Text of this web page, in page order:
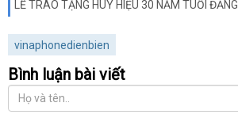
LỄ TRAO TẶNG HUY HIỆU 30 NĂM TUỔI ĐẢNG
vinaphonedienbien
Bình luận bài viết